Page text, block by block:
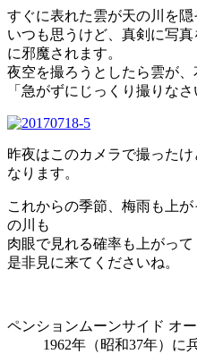
すぐに表れた雲が天の川を隠
いつも思うけど、真剣に写
に邪魔されます。
夜空を撮ろうとしたら雲が、
「急がずにじっくり撮りな
昨夜はこのカメラで撮った
なります。
これからの季節、梅雨も上
の川も
肉眼で見れる確率も上がっ
是非見に来てくださいね。
ペンションムーンサイド オ
1962年（昭和37年）に